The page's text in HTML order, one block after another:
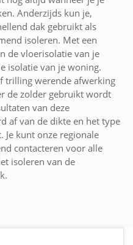
Anderzijds kun je,
dak gebruikt als
isoleren. Met een
de vloerisolatie van je
isolatie van je woning.
trilling werende afwerking
de zolder gebruikt wordt
van deze
af van de dikte en het type
Je kunt onze regionale
contacteren voor alle
isoleren van de